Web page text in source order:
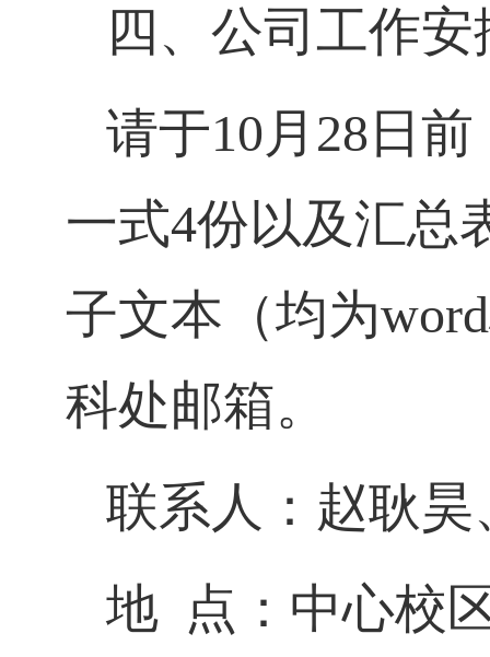
四、公司工作安
请于10月 28 日
一式4份以及汇总
子文本（均为word
科处邮箱。
联系人：赵耿
地 点：中心校